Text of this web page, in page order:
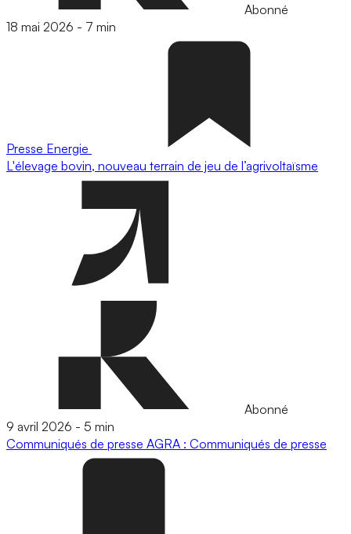
Abonné
18 mai 2026 - 7 min
Presse Energie
L'élevage bovin, nouveau terrain de jeu de l’agrivoltaïsme
Abonné
9 avril 2026 - 5 min
Communiqués de presse AGRA : Communiqués de presse